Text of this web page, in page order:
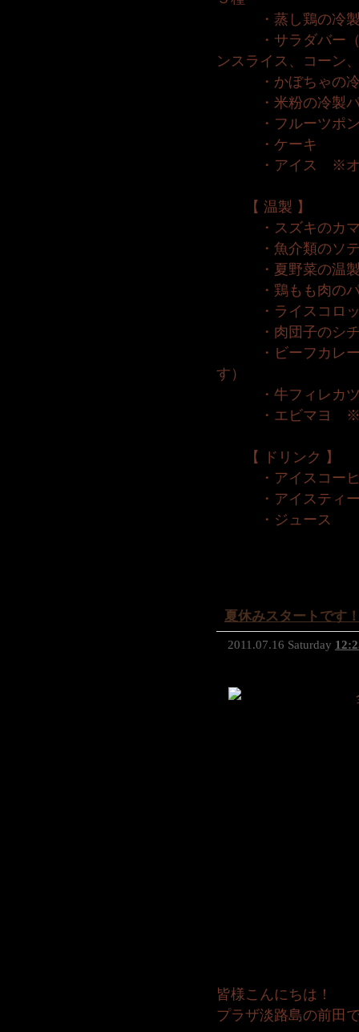
・蒸し鶏の冷
・サラダバー（
ンスライス、コーン
・かぼちゃの冷
・米粉の冷製パ
・フルーツポ
・ケーキ
・アイス ※オー
【 温製 】
・スズキのカマ
・魚介類のソ
・夏野菜の温
・鶏もも肉のパ
・ライスコロ
・肉団子のシチ
・ビーフカレー
す）
・牛フィレカツ
・エビマヨ ※オ
【 ドリンク 】
・アイスコー
・アイスティ
・ジュース
夏休みスタートです
2011.07.16 Saturday
皆様こんにちは！
プラザ淡路島の前田